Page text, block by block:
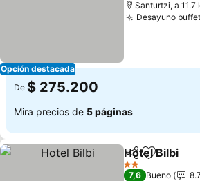
Opción destacada
Santurtzi, a 11.7
Desayuno
De $ 275.200
Mira precios de 5 páginas
Compartir
Agregar
Hotel Bilbi
2 Estrellas
7,6 Bueno